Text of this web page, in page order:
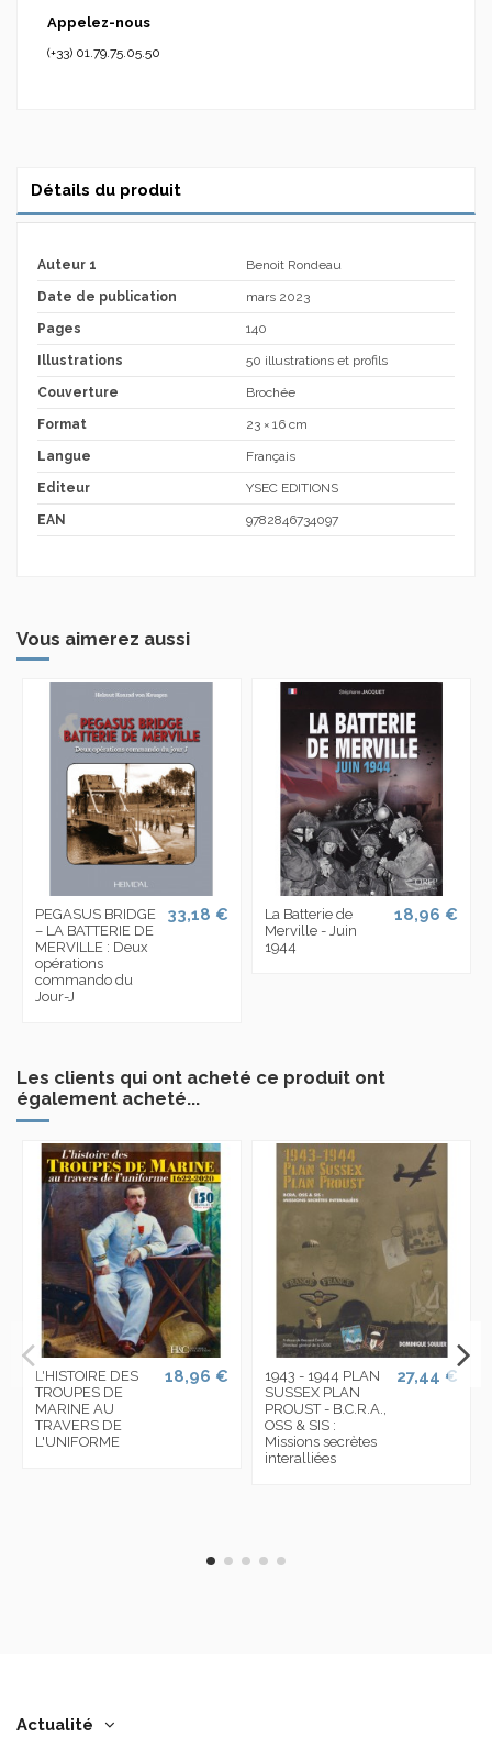
Appelez-nous
(+33) 01.79.75.05.50
Détails du produit
Auteur 1 Benoit Rondeau
Date de publication mars 2023
Pages 140
Illustrations 50 illustrations et profils
Couverture Brochée
Format 23 × 16 cm
Langue Français
Editeur YSEC EDITIONS
EAN 9782846734097
Vous aimerez aussi
PEGASUS BRIDGE
– LA BATTERIE DE
MERVILLE : Deux
opérations
commando du
Jour-J
33,18 €
La Batterie de
Merville - Juin
1944
18,96 €
Les clients qui ont acheté ce produit ont
également acheté...
L'HISTOIRE DES
TROUPES DE
MARINE AU
TRAVERS DE
L'UNIFORME
18,96 €
1943 - 1944 PLAN
SUSSEX PLAN
PROUST - B.C.R.A.,
OSS & SIS :
Missions secrètes
interalliées
27,44 €
Actualité